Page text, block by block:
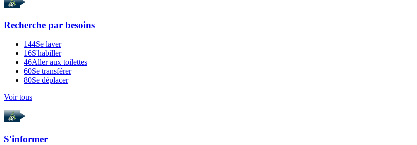
Recherche par besoins
144Se laver
16S'habiller
46Aller aux toilettes
60Se transférer
80Se déplacer
Voir tous
S'informer